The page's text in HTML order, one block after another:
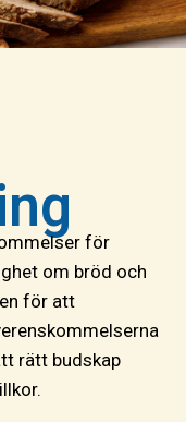
för
om bröd och
för att
rätt budskap